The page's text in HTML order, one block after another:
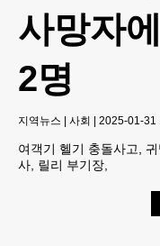
사망자
2명
지역뉴스 | 사회 | 2025-01-31
여객기 헬기 충돌사고,
사, 릴리 부기장,